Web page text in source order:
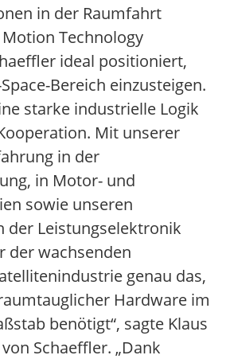
in der Raumfahrt
Technology
ideal positioniert,
Bereich einzusteigen.
starke industrielle Logik
Mit unserer
in der
in Motor- und
sowie unseren
der Leistungselektronik
der wachsenden
genau das,
Hardware im
benötigt“, sagte Klaus
Schaeffler. „Dank